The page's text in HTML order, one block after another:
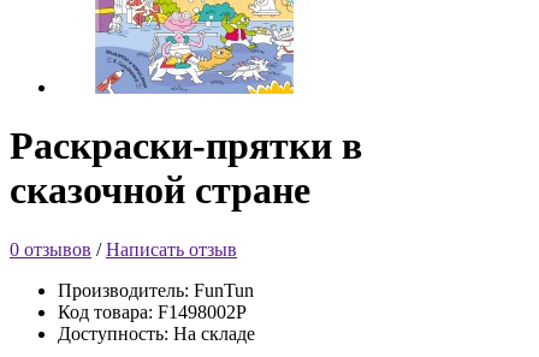
Раскраски-прятки в
сказочной стране
0 отзывов /Написать отзыв
Производитель: FunTun
Код товара: F1498002Р
Доступность: На складе